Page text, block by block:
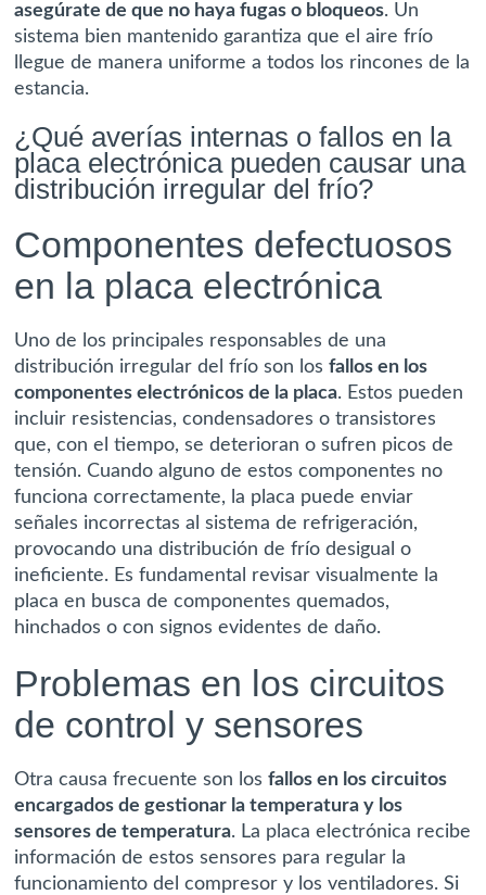
asegúrate de que no haya fugas o bloqueos. Un
sistema bien mantenido garantiza que el aire frío
llegue de manera uniforme a todos los rincones de la
estancia.
¿Qué averías internas o fallos en la
placa electrónica pueden causar una
distribución irregular del frío?
Componentes defectuosos
en la placa electrónica
Uno de los principales responsables de una
distribución irregular del frío son losfallos en los
componentes electrónicos de la placa. Estos pueden
incluir resistencias, condensadores o transistores
que, con el tiempo, se deterioran o sufren picos de
tensión. Cuando alguno de estos componentes no
funciona correctamente, la placa puede enviar
señales incorrectas al sistema de refrigeración,
provocando una distribución de frío desigual o
ineficiente. Es fundamental revisar visualmente la
placa en busca de componentes quemados,
hinchados o con signos evidentes de daño.
Problemas en los circuitos
de control y sensores
Otra causa frecuente son losfallos en los circuitos
encargados de gestionar la temperatura y los
sensores de temperatura. La placa electrónica recibe
información de estos sensores para regular la
funcionamiento del compresor y los ventiladores. Si